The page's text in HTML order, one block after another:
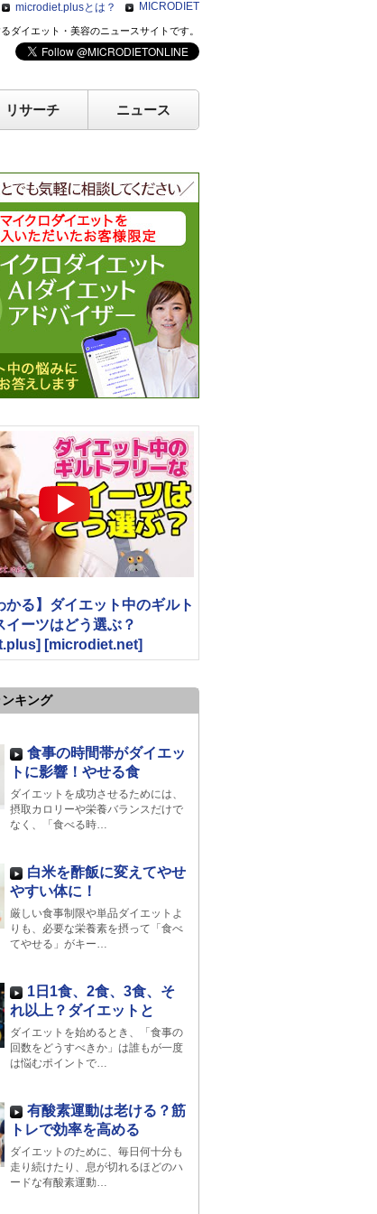
microdiet.plusとは？ MICRODIET
ダイエット・美容のニュースサイトです。
リサーチ ニュース
かる】ダイエット中のギルト
イーツはどう選ぶ？
[microdiet.net]
キング
食事の時間帯がダイエッ
トに影響！やせる食
ダイエットを成功させるためには、
摂取カロリーや栄養バランスだけで
なく、「食べる時…
白米を酢飯に変えてやせ
やすい体に！
厳しい食事制限や単品ダイエットよ
りも、必要な栄養素を摂って「食べ
てやせる」がキー…
1日1食、2食、3食、そ
れ以上？ダイエットと
ダイエットを始めるとき、「食事の
回数をどうすべきか」は誰もが一度
は悩むポイントで…
有酸素運動は老ける？筋
トレで効率を高める
ダイエットのために、毎日何十分も
走り続けたり、息が切れるほどのハ
ードな有酸素運動…